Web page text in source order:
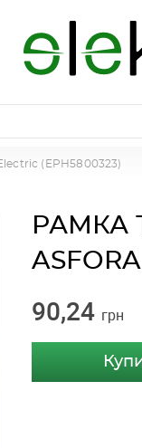
(EPH5800323)
РАМКА
90,24 грн